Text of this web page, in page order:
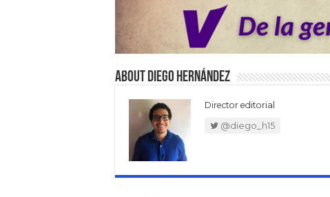
About Diego Hernández
Director editorial
@diego_h15